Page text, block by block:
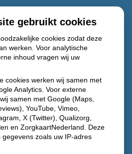
gebruikt cookies
cookies zodat deze
werken. Voor analytische
inhoud vragen wij uw
cookies werken wij samen met
Analytics. Voor externe
samen met Google (Maps,
YouTube, Vimeo,
X (Twitter), Qualizorg,
en ZorgkaartNederland. Deze
gegevens zoals uw IP-adres